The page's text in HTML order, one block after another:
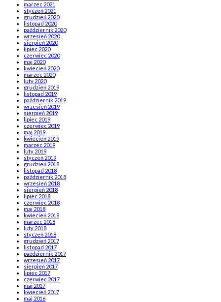
marzec 2021
styczeń 2021
grudzień 2020
listopad 2020
październik 2020
wrzesień 2020
sierpień 2020
lipiec 2020
czerwiec 2020
maj 2020
kwiecień 2020
marzec 2020
luty 2020
grudzień 2019
listopad 2019
październik 2019
wrzesień 2019
sierpień 2019
lipiec 2019
czerwiec 2019
maj 2019
kwiecień 2019
marzec 2019
luty 2019
styczeń 2019
grudzień 2018
listopad 2018
październik 2018
wrzesień 2018
sierpień 2018
lipiec 2018
czerwiec 2018
maj 2018
kwiecień 2018
marzec 2018
luty 2018
styczeń 2018
grudzień 2017
listopad 2017
październik 2017
wrzesień 2017
sierpień 2017
lipiec 2017
czerwiec 2017
maj 2017
kwiecień 2017
maj 2016